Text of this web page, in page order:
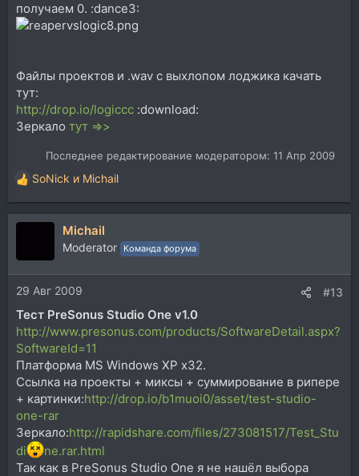
получаем 0. :dance3:
Файлы проектов и .wav с выхлопом лоджика качать
тут:
http://drop.io/logiccc :download:
Зеркало тут =>>
Последнее редактирование модератором: 11 Апр 2009
Р
е
а
и
и
:
SoNick и Michail
Michail
Moderator Команда форума
29 Авг 2009 #13
Тест PreSonus Studio One v1.0
http://www.presonus.com/products/SoftwareDetail.aspx?
SoftwareId=11
Платформа MS Windows XP x32.
Ссылка на проекты + миксы + суммирование в рипере
+ картинки:http://drop.io/b1muoi0/asset/test-studio-
one-rar
Зеркало:http://rapidshare.com/files/273081517/Test_Stu
di
ne.rar.html
Так как в PreSonus Studio One я не нашёл выбора